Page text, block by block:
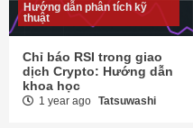
Hướng dẫn phân tích kỹ
thuật
Chỉ báo RSI trong giao
dịch Crypto: Hướng dẫn
khoa học
1 year ago Tatsuwashi